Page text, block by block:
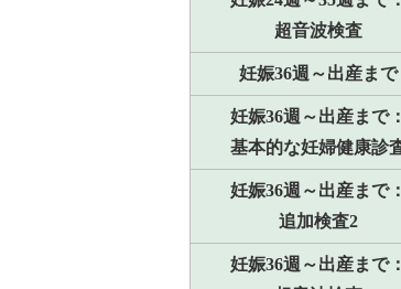
超音波検査
妊娠36週～出産まで
妊娠36週～出産まで：
基本的な妊婦健康診
妊娠36週～出産まで：
追加検査2
妊娠36週～出産まで：